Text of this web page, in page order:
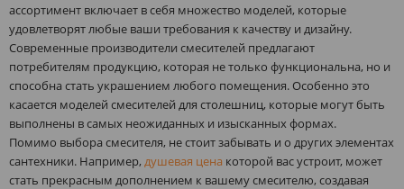
ассортимент включает в себя множество моделей, которые
удовлетворят любые ваши требования к качеству и дизайну.
Современные производители смесителей предлагают
потребителям продукцию, которая не только функциональна, но и
способна стать украшением любого помещения. Особенно это
касается моделей смесителей для столешниц, которые могут быть
выполнены в самых неожиданных и изысканных формах.
Помимо выбора смесителя, не стоит забывать и о других элементах
сантехники. Например, душевая цена которой вас устроит, может
стать прекрасным дополнением к вашему смесителю, создавая